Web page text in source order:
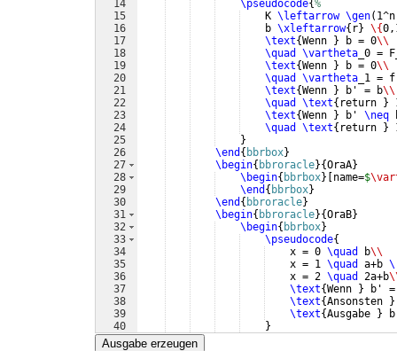
14
15
16
17
18
19
20
21
22
23
24
25
26
27
28
29
30
31
32
33
34
35
36
37
38
39
40
41
\pseudocode{%
    K
\leftarrow \gen( 1^n
    b
\xleftarrow{ r} \{
\text{Wenn } b = 0\\
\quad
\vartheta _0 =
\text{Wenn } b = 0\\
\quad
\vartheta _1 = f
\text{Wenn } b' = b\\
\quad
\text{ return }
\text{Wenn } b' \neq
\quad
\text{ return }
}
\end { bbrbox}
\begin{ bbroracle}{OraA}
\begin{ bbrbox} [name=$
\end { bbrbox}
\end { bbroracle}
\begin{ bbroracle}{OraB}
\begin{ bbrbox}
\pseudocode{
    x = 0
\quad b\\
    x = 1
\quad a+b
    x = 2
\quad 2a+b
\text{Wenn } b' =
\text{Ansonsten }
\text{Ausgabe }
}
Ausgabe erzeugen